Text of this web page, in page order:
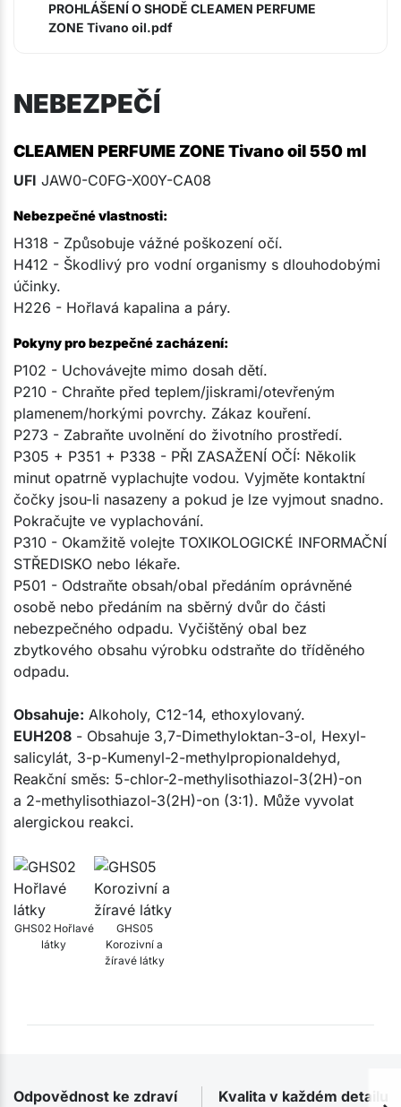
PROHLÁŠENÍ O SHODĚ CLEAMEN PERFUME
ZONE Tivano oil.pdf
NEBEZPEČÍ
CLEAMEN PERFUME ZONE Tivano oil 550 ml
UFI JAW0-C0FG-X00Y-CA08
Nebezpečné vlastnosti:
H318 - Způsobuje vážné poškození očí.
H412 - Škodlivý pro vodní organismy s dlouhodobými
účinky.
H226 - Hořlavá kapalina a páry.
Pokyny pro bezpečné zacházení:
P102 - Uchovávejte mimo dosah dětí.
P210 - Chraňte před teplem/jiskrami/otevřeným
plamenem/horkými povrchy. Zákaz kouření.
P273 - Zabraňte uvolnění do životního prostředí.
P305 + P351 + P338 - PŘI ZASAŽENÍ OČÍ: Několik
minut opatrně vyplachujte vodou. Vyjměte kontaktní
čočky jsou-li nasazeny a pokud je lze vyjmout snadno.
Pokračujte ve vyplachování.
P310 - Okamžitě volejte TOXIKOLOGICKÉ INFORMAČNÍ
STŘEDISKO nebo lékaře.
P501 - Odstraňte obsah/obal předáním oprávněné
osobě nebo předáním na sběrný dvůr do části
nebezpečného odpadu. Vyčištěný obal bez
zbytkového obsahu výrobku odstraňte do tříděného
odpadu.
Obsahuje: Alkoholy, C12-14, ethoxylovaný.
EUH208 - Obsahuje 3,7-Dimethyloktan-3-ol, Hexyl-
salicylát, 3-p-Kumenyl-2-methylpropionaldehyd,
Reakční směs: 5-chlor-2-methylisothiazol-3(2H)-on
a 2-methylisothiazol-3(2H)-on (3:1). Může vyvolat
alergickou reakci.
GHS02 Hořlavé
látky
GHS05
Korozivní a
žíravé látky
Odpovědnost ke zdraví Kvalita v každém detailu